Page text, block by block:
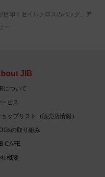
目印！セイルクロスのバッグ、ア
ー
JIB
について
ビス
ョップリスト（販売店情報）
の取り組み
CAFE
概要